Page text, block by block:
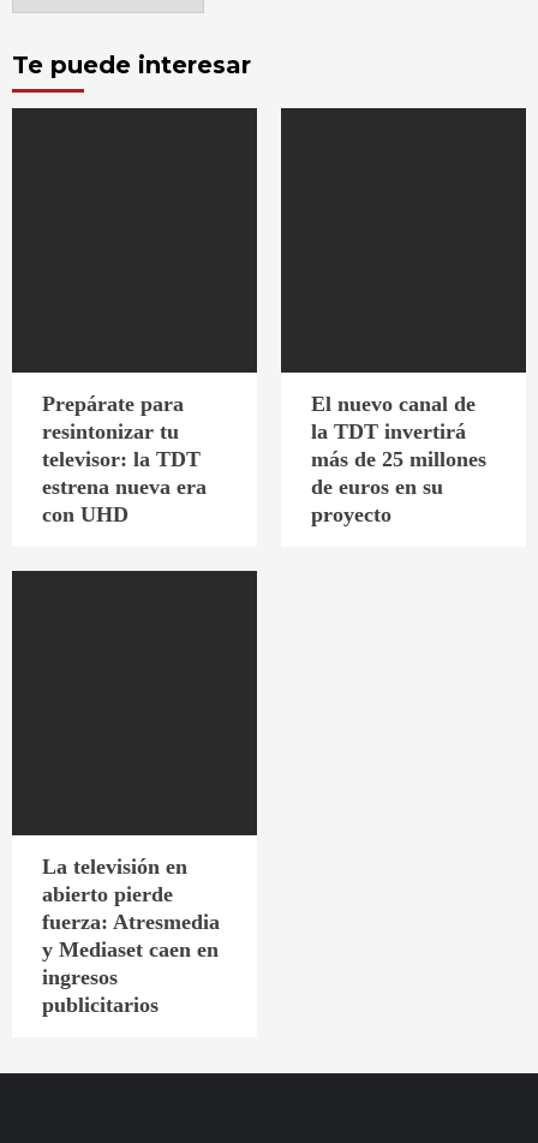
Te puede interesar
Prepárate para
resintonizar tu
televisor: la TDT
estrena nueva era
con UHD
El nuevo canal de
la TDT invertirá
más de 25 millones
de euros en su
proyecto
La televisión en
abierto pierde
fuerza: Atresmedia
y Mediaset caen en
ingresos
publicitarios